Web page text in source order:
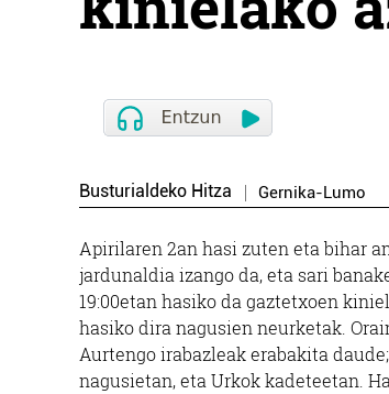
Busturialdeko Hitza Gernika-Lumo
Apirilaren 2an hasi zuten eta bihar
jardunaldia izango da, eta sari
19:00etan hasiko da gaztetxoen
hasiko dira nagusien neurketak.
Aurtengo irabazleak erabakita
nagusietan, eta Urkok kadeteetan.